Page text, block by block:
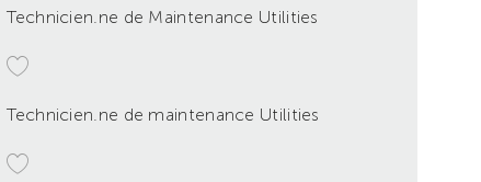
Technicien.ne de Maintenance Utilities
Technicien.ne de maintenance Utilities